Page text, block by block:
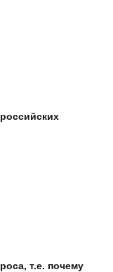
т.е. почему